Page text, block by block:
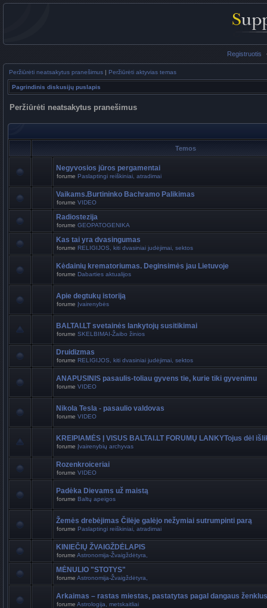
Registruotis
Peržiūrėti neatsakytus pranešimus | Peržiūrėti aktyvias temas
Pagrindinis diskusijų puslapis
Peržiūrėti neatsakytus pranešimus
Temos
Negyvosios jūros pergamentai
forume Paslaptingi reiškiniai, atradimai
Vaikams.Burtininko Bachramo Palikimas
forume VIDEO
Radiostezija
forume GEOPATOGENIKA
Kas tai yra dvasingumas
forume RELIGIJOS, kiti dvasiniai judėjimai, sektos
Kėdainių krematoriumas. Deginsimės jau Lietuvoje
forume Dabarties aktualijos
Apie degtukų istoriją
forume Įvairenybės
BALTAI.LT svetainės lankytojų susitikimai
forume SKELBIMAI-Žaibo žinios
Druidizmas
forume RELIGIJOS, kiti dvasiniai judėjimai, sektos
ANAPUSINIS pasaulis-toliau gyvens tie, kurie tiki gyvenimu
forume VIDEO
Nikola Tesla - pasaulio valdovas
forume VIDEO
KREIPIAMĖS Į VISUS BALTAI.LT FORUMŲ LANKYTojus dėl
forume Įvairenybių archyvas
Rozenkroiceriai
forume VIDEO
Padėka Dievams už maistą
forume Baltų apeigos
Žemės drebėjimas Čilėje galėjo nežymiai sutrumpinti parą
forume Paslaptingi reiškiniai, atradimai
KINIEČIŲ ŽVAIGŽDĖLAPIS
forume Astronomija-Žvaigždėtyra,
MĖNULIO "STOTYS"
forume Astronomija-Žvaigždėtyra,
Arkaimas – rastas miestas, pastatytas pagal dangaus ženklus
forume Astrologija, metskaitliai